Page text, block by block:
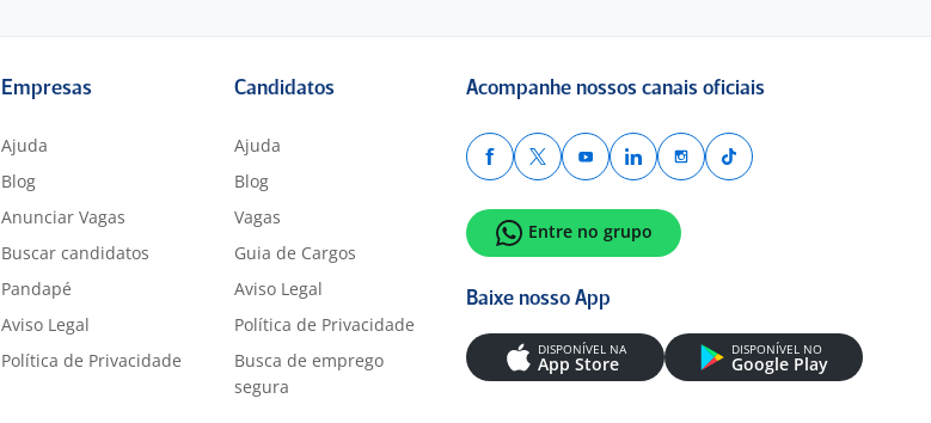
Empresas
Ajuda
Blog
Anunciar Vagas
Buscar candidatos
Pandapé
Aviso Legal
Política de Privacidade
Candidatos
Ajuda
Blog
Vagas
Guia de Cargos
Aviso Legal
Política de Privacidade
Busca de emprego
segura
Acompanhe nossos canais oficiais
Entre no grupo
Baixe nosso App
DISPONÍVEL NA
App Store
DISPONÍVEL NO
Google Play